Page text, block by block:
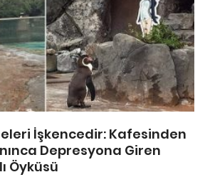
İşkencedir: Kafesinden
Depresyona Giren
Öyküsü